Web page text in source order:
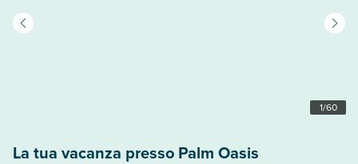
1/60
La tua vacanza presso Palm Oasis